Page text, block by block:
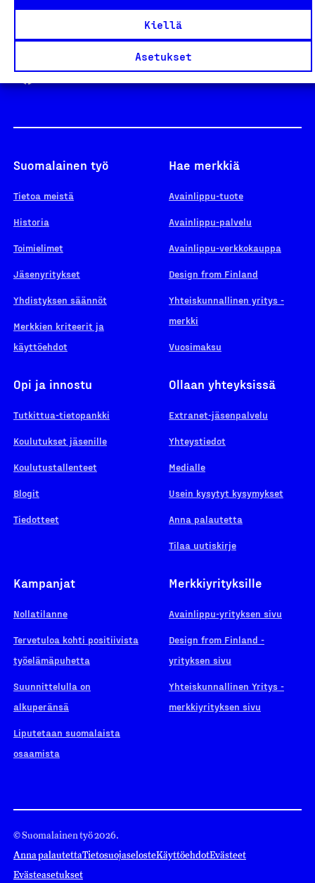
Kiellä
Asetukset
Yhteiskunnallinen Yritys -merkki
Suomalainen työ
Tietoa meistä
Historia
Toimielimet
Jäsenyritykset
Yhdistyksen säännöt
Merkkien kriteerit ja
käyttöehdot
Hae merkkiä
Avainlippu-tuote
Avainlippu-palvelu
Avainlippu-verkkokauppa
Design from Finland
Yhteiskunnallinen yritys -
merkki
Vuosimaksu
Opi ja innostu
Tutkittua-tietopankki
Koulutukset jäsenille
Koulutustallenteet
Blogit
Tiedotteet
Ollaan yhteyksissä
Extranet-jäsenpalvelu
Yhteystiedot
Medialle
Usein kysytyt kysymykset
Anna palautetta
Tilaa uutiskirje
Kampanjat
Nollatilanne
Tervetuloa kohti positiivista
työelämäpuhetta
Suunnittelulla on
alkuperänsä
Liputetaan suomalaista
osaamista
Merkkiyrityksille
Avainlippu-yrityksen sivu
Design from Finland -
yrityksen sivu
Yhteiskunnallinen Yritys -
merkkiyrityksen sivu
© Suomalainen työ 2026.
Anna palautettaTietosuojaselosteKäyttöehdotEvästeet
Evästeasetukset